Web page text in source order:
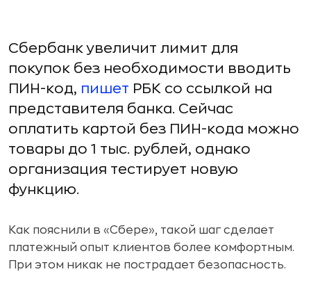
Сбербанк увеличит лимит для
покупок без необходимости вводить
ПИН-код, пишет РБК со ссылкой на
представителя банка. Сейчас
оплатить картой без ПИН-кода можно
товары до 1 тыс. рублей, однако
организация тестирует новую
функцию.
Как пояснили в «Сбере», такой шаг сделает
платежный опыт клиентов более комфортным.
При этом никак не пострадает безопасность.